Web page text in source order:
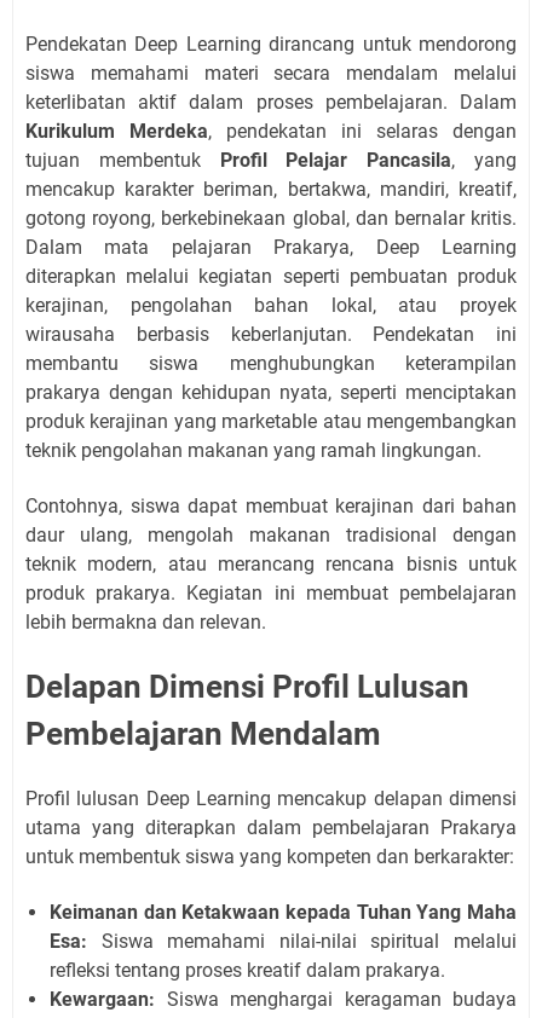
Pendekatan Deep Learning dirancang untuk mendorong
siswa memahami materi secara mendalam melalui
keterlibatan aktif dalam proses pembelajaran. Dalam
Kurikulum Merdeka, pendekatan ini selaras dengan
tujuan membentuk
Profil Pelajar Pancasila, yang
mencakup karakter beriman, bertakwa, mandiri, kreatif,
gotong royong, berkebinekaan global, dan bernalar kritis.
Dalam mata pelajaran Prakarya, Deep Learning
diterapkan melalui kegiatan seperti pembuatan produk
kerajinan, pengolahan bahan lokal, atau proyek
wirausaha berbasis keberlanjutan. Pendekatan ini
membantu siswa menghubungkan keterampilan
prakarya dengan kehidupan nyata, seperti menciptakan
produk kerajinan yang marketable atau mengembangkan
teknik pengolahan makanan yang ramah lingkungan.
Contohnya, siswa dapat membuat kerajinan dari bahan
daur ulang, mengolah makanan tradisional dengan
teknik modern, atau merancang rencana bisnis untuk
produk prakarya. Kegiatan ini membuat pembelajaran
lebih bermakna dan relevan.
Delapan Dimensi Profil Lulusan
Pembelajaran Mendalam
Profil lulusan Deep Learning mencakup delapan dimensi
utama yang diterapkan dalam pembelajaran Prakarya
untuk membentuk siswa yang kompeten dan berkarakter:
Keimanan dan Ketakwaan kepada Tuhan Yang Maha
Esa: Siswa memahami nilai-nilai spiritual melalui
refleksi tentang proses kreatif dalam prakarya.
Kewargaan: Siswa menghargai keragaman budaya